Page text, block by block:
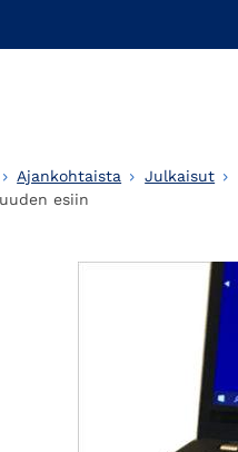
Ajankohtaista Julkaisut
esiin